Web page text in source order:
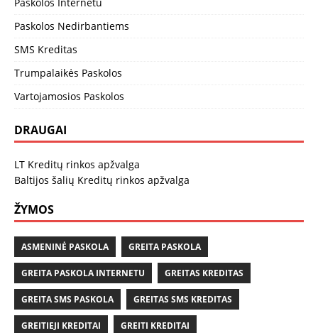
Paskolos Internetu
Paskolos Nedirbantiems
SMS Kreditas
Trumpalaikės Paskolos
Vartojamosios Paskolos
DRAUGAI
LT Kreditų rinkos apžvalga
Baltijos šalių Kreditų rinkos apžvalga
ŽYMOS
ASMENINĖ PASKOLA GREITA PASKOLA
GREITA PASKOLA INTERNETU GREITAS KREDITAS
GREITA SMS PASKOLA GREITAS SMS KREDITAS
GREITIEJI KREDITAI GREITI KREDITAI